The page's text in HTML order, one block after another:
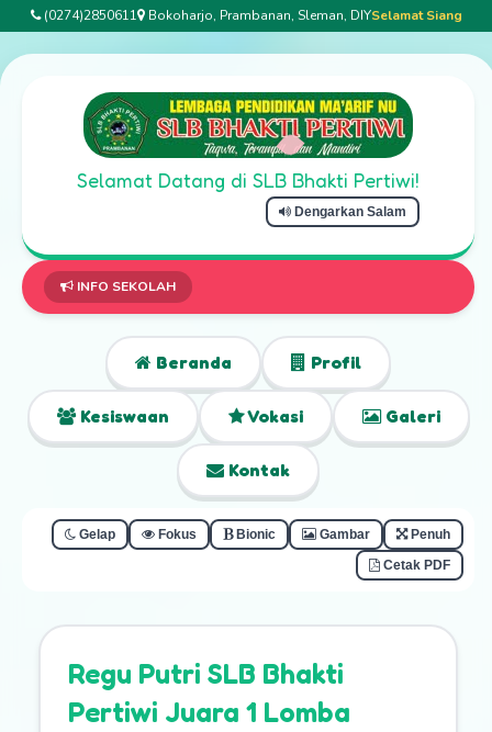
(0274)2850611 Bokoharjo, Prambanan, Sleman, DIYSelamat Siang
Selamat Datang di SLB Bhakti Pertiwi!
Dengarkan Salam
INFO SEKOLAH
Beranda Profil
Kesiswaan Vokasi Galeri
Kontak
Gelap Fokus Bionic Gambar
Penuh
Cetak PDF
Regu Putri SLB Bhakti
Pertiwi Juara 1 Lomba